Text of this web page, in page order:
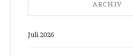
ARCHIV
Juli 2026